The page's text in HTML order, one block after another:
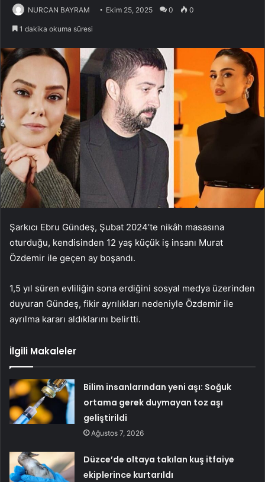
NURCAN BAYRAM Ekim 25, 2025 0 0
1 dakika okuma süresi
Şarkıcı Ebru Gündeş, Şubat 2024’te nikâh masasına
oturduğu, kendisinden 12 yaş küçük iş insanı Murat
Özdemir ile geçen ay boşandı.
1,5 yıl süren evliliğin sona erdiğini sosyal medya üzerinden
duyuran Gündeş, fikir ayrılıkları nedeniyle Özdemir ile
ayrılma kararı aldıklarını belirtti.
İlgili Makaleler
Bilim insanlarından yeni aşı: Soğuk
ortama gerek duymayan toz aşı
geliştirildi
Ağustos 7, 2026
Düzce’de oltaya takılan kuş itfaiye
ekiplerince kurtarıldı